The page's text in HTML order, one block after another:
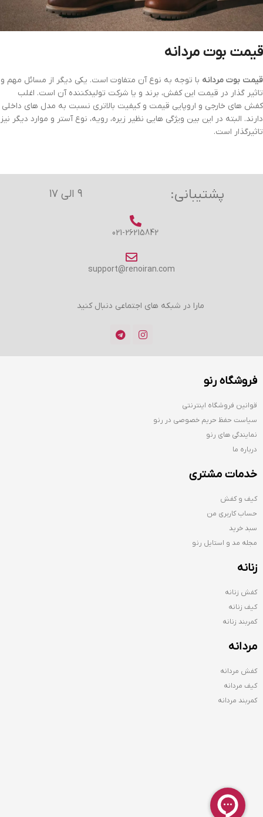
قیمت بوت مردانه
قیمت بوت مردانه با توجه به نوع آن متفاوت است. یکی دیگر از مسائل مهم و
تاثیر گذار در قیمت این کفش، برند و یا شرکت تولیدکننده آن است. اغلب
کفش های خارجی و اروپایی قیمت و کیفیت بالاتری نسبت به مدل های داخلی
دارند. البته در این بین ویژگی هایی نظیر زیره، رویه، نوع آستر و موارد دیگر نیز
تاثیرگذار است.
پشتیبانی: ۹ الی ۱۷
021-26215842
support@renoiran.com
مارا در شبکه های اجتماعی دنبال کنید
فروشگاه رنو
قوانین فروشگاه اینترنتی
سیاست حفظ حریم خصوصی در رنو
نمایندگی های رنو
درباره ما
خدمات مشتری
کیف و کفش
حساب کاربری من
سبد خرید
مجله مد و استایل رنو
زنانه
کفش زنانه
کیف زنانه
کمربند زنانه
مردانه
کفش مردانه
کیف مردانه
کمربند مردانه